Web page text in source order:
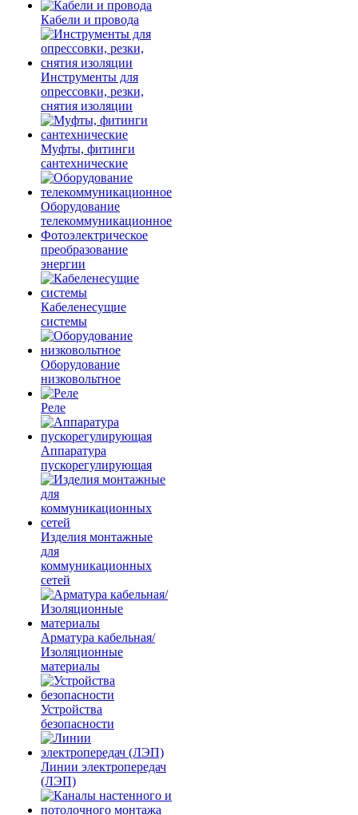
Кабели и провода
Инструменты для
опрессовки, резки,
снятия изоляции
Муфты, фитинги
сантехнические
Оборудование
телекоммуникационное
Фотоэлектрическое
преобразование
энергии
Кабеленесущие
системы
Оборудование
низковольтное
Реле
Аппаратура
пускорегулирующая
Изделия монтажные
для
коммуникационных
сетей
Арматура кабельная/
Изоляционные
материалы
Устройства
безопасности
Линии электропередач
(ЛЭП)